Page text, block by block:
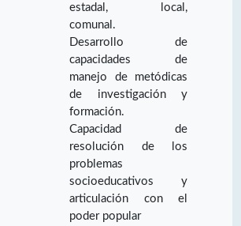
estadal, local,
comunal.
Desarrollo de
capacidades de
manejo de metódicas
de investigación y
formación.
Capacidad de
resolución de los
problemas
socioeducativos y
articulación con el
poder popular